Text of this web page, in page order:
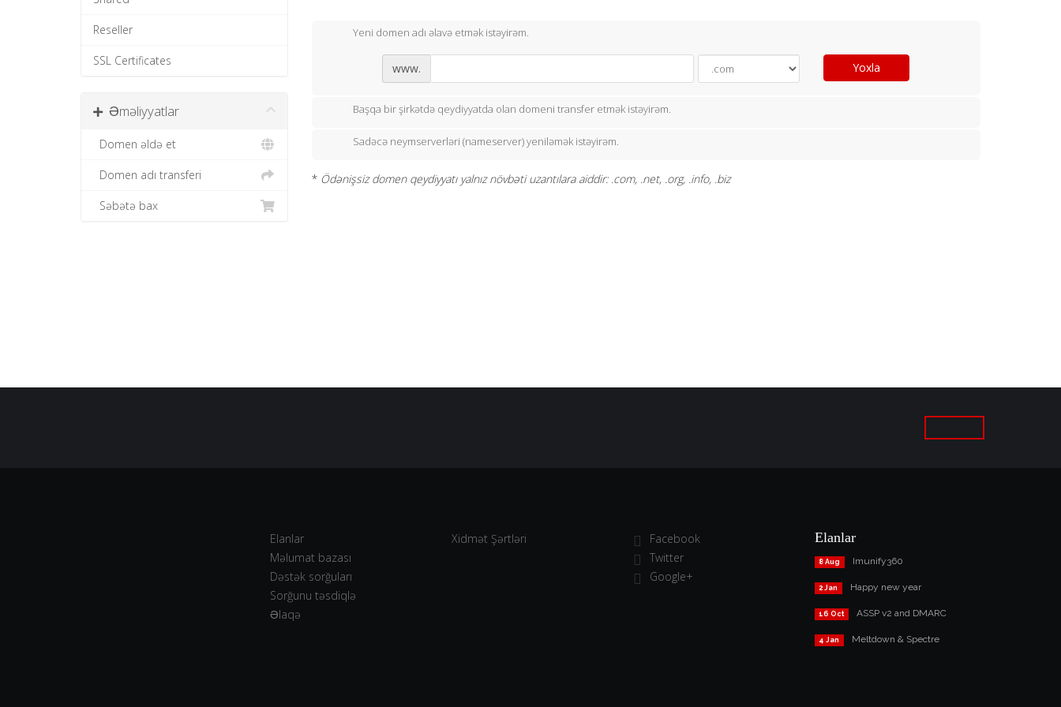
Reseller
SSL Certificates
Əməliyyatlar
Domen əldə et
Domen adı transferi
Səbətə bax
Yeni domen adı əlavə etmək istəyirəm.
www. Yoxla
Başqa bir şirkətdə qeydiyyatda olan domeni transfer etmək istəyirəm.
Sadəcə neymserverləri (nameserver) yeniləmək istəyirəm.
* Ödənişsiz domen qeydiyyatı yalnız növbəti uzantılara aiddir: .com, .net, .org, .info, .biz
Elanlar
Məlumat bazası
Dəstək sorğuları
Sorğunu təsdiqlə
Əlaqə
Xidmət Şərtləri
Facebook
Twitter
Google+
Elanlar
8 Aug Imunify360
2 Jan Happy new year
16 Oct ASSP v2 and DMARC
4 Jan Meltdown & Spectre